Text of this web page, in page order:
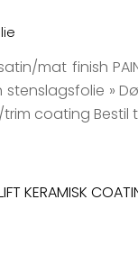
satin/mat finish
stenslagsfolie »
coating Bestil